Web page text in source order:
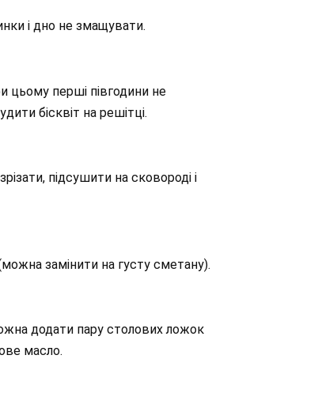
і дно не змащувати.
цьому перші півгодини не
бісквіт на решітці.
підсушити на сковороді і
замінити на густу сметану).
додати пару столових ложок
масло.